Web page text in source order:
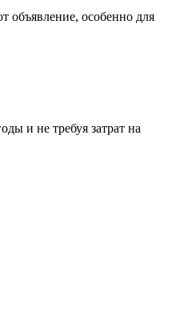
объявление, особенно для
и не требуя затрат на